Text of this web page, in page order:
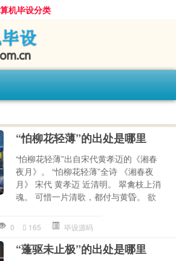
机毕设分类
“怕柳花轻薄”的出处是哪里
“怕柳花轻薄”出自宋代黄孝迈的《湘春
夜月》。 “怕柳花轻薄”全诗 《湘春夜
月》 宋代 黄孝迈 近清明。 翠禽枝上消
魂。 可惜一片清歌，都付与黄昏。 欲
0 165 毕设源码
“蓬驱未止极”的出处是哪里